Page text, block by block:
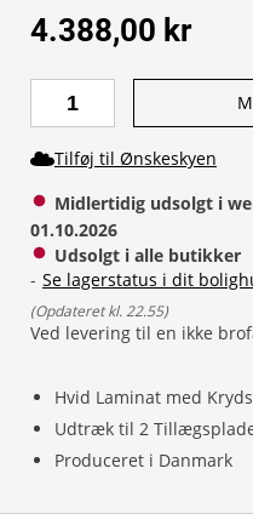
Hvid Laminat med
Udtræk til 2
Produceret i Danmark
4.388,00 kr
Tilføj til Ønskeskyen
Midlertidig udsolgt i
01.10.2026
Udsolgt i alle butikker
- Se lagerstatus i dit
(Opdateret kl. 22.55)
Ved levering til en ikke